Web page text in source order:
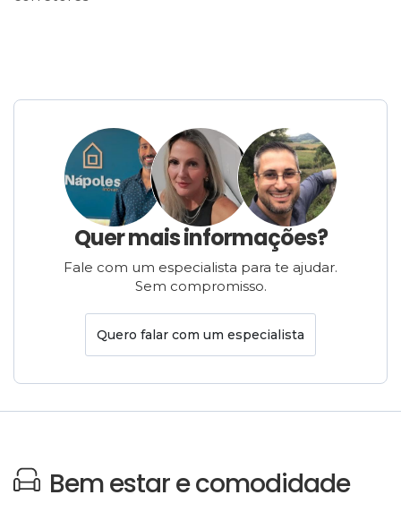
Quer mais informações?
Fale com um especialista para te ajudar.
Sem compromisso.
Quero falar com um especialista
Bem estar e comodidade